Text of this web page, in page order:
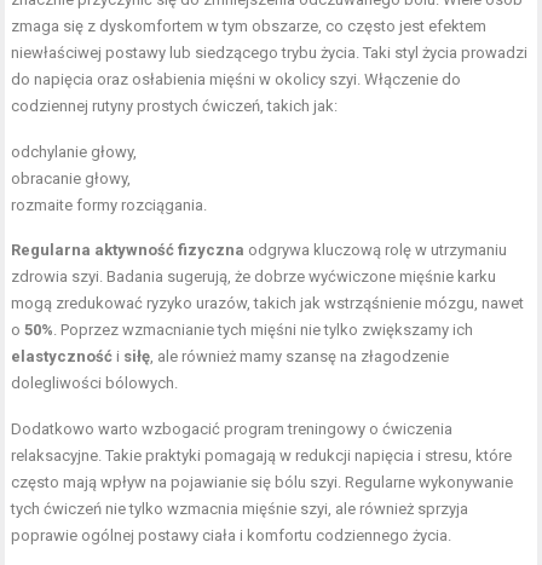
zmaga się z dyskomfortem w tym obszarze, co często jest efektem
niewłaściwej postawy lub siedzącego trybu życia. Taki styl życia prowadzi
do napięcia oraz osłabienia mięśni w okolicy szyi. Włączenie do
codziennej rutyny prostych ćwiczeń, takich jak:
odchylanie głowy,
obracanie głowy,
rozmaite formy rozciągania.
Regularna aktywność fizyczna odgrywa kluczową rolę w utrzymaniu
zdrowia szyi. Badania sugerują, że dobrze wyćwiczone mięśnie karku
mogą zredukować ryzyko urazów, takich jak wstrząśnienie mózgu, nawet
o50% . Poprzez wzmacnianie tych mięśni nie tylko zwiększamy ich
elastyczność i siłę , ale również mamy szansę na złagodzenie
dolegliwości bólowych.
Dodatkowo warto wzbogacić program treningowy o ćwiczenia
relaksacyjne. Takie praktyki pomagają w redukcji napięcia i stresu, które
często mają wpływ na pojawianie się bólu szyi. Regularne wykonywanie
tych ćwiczeń nie tylko wzmacnia mięśnie szyi, ale również sprzyja
poprawie ogólnej postawy ciała i komfortu codziennego życia.